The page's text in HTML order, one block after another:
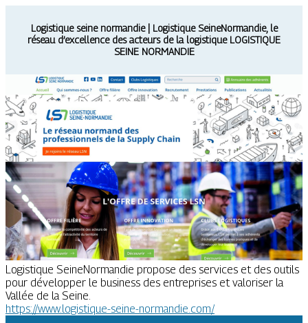
Logistique seine normandie | Logistique SeineNormandie, le
réseau d’excellence des acteurs de la logistique LOGISTIQUE
SEINE NORMANDIE
Logistique SeineNormandie propose des services et des outils
pour développer le business des entreprises et valoriser la
Vallée de la Seine.
https://www.logistique-seine-normandie.com/